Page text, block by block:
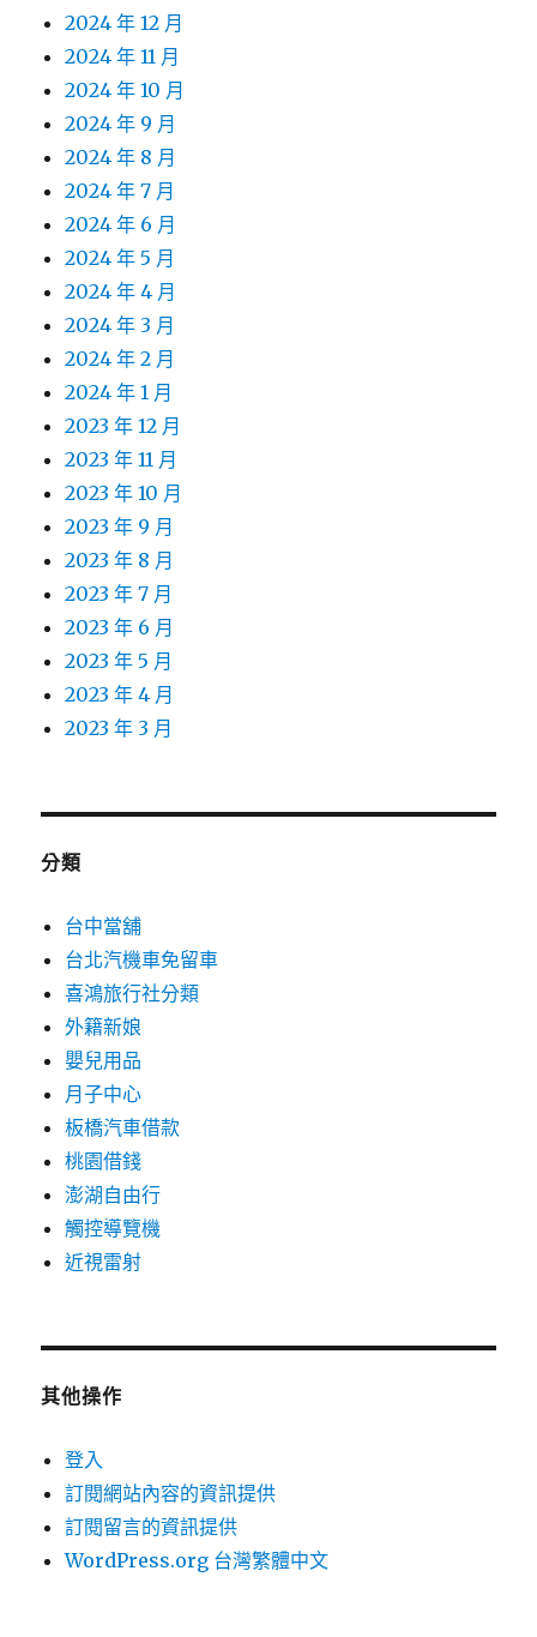
2024 年 12 月
2024 年 11 月
2024 年 10 月
2024 年 9 月
2024 年 8 月
2024 年 7 月
2024 年 6 月
2024 年 5 月
2024 年 4 月
2024 年 3 月
2024 年 2 月
2024 年 1 月
2023 年 12 月
2023 年 11 月
2023 年 10 月
2023 年 9 月
2023 年 8 月
2023 年 7 月
2023 年 6 月
2023 年 5 月
2023 年 4 月
2023 年 3 月
分類
台中當舖
台北汽機車免留車
喜鴻旅行社分類
外籍新娘
嬰兒用品
月子中心
板橋汽車借款
桃園借錢
澎湖自由行
觸控導覽機
近視雷射
其他操作
登入
訂閱網站內容的資訊提供
訂閱留言的資訊提供
WordPress.org 台灣繁體中文